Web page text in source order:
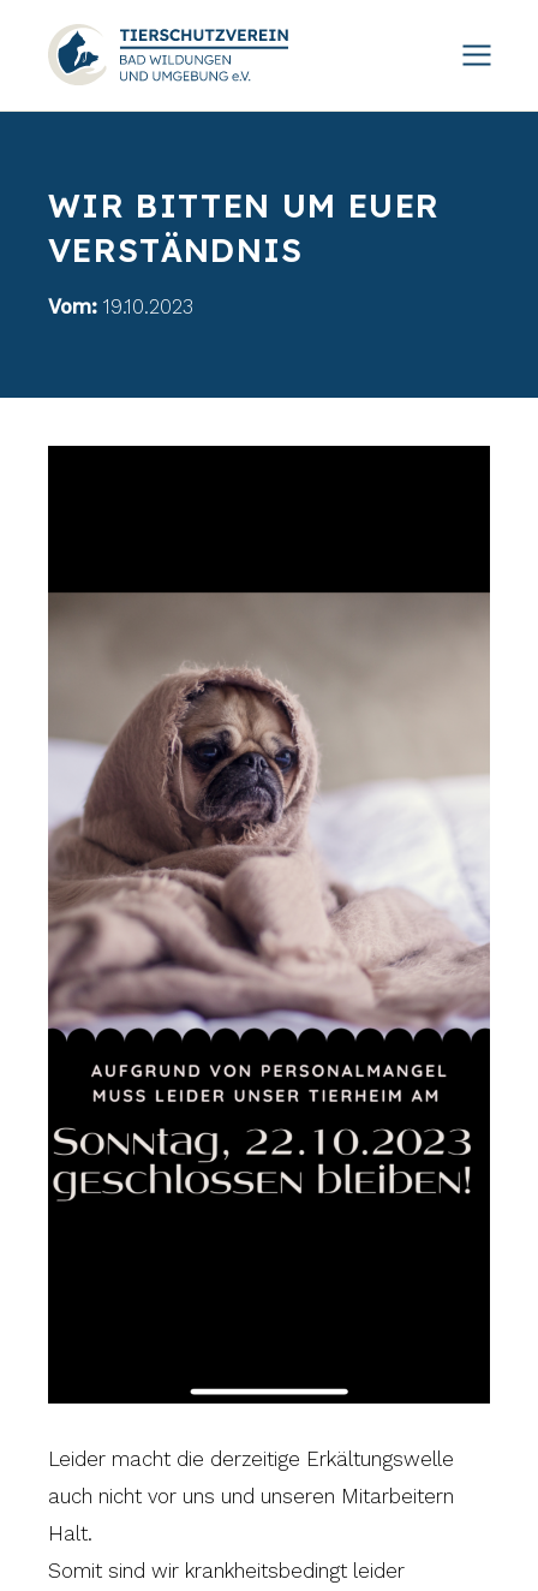
WIR BITTEN UM EUER
VERSTÄNDNIS
Vom: 19.10.2023
Leider macht die derzeitige Erkältungswelle
auch nicht vor uns und unseren Mitarbeitern
Halt.
Somit sind wir krankheitsbedingt leider